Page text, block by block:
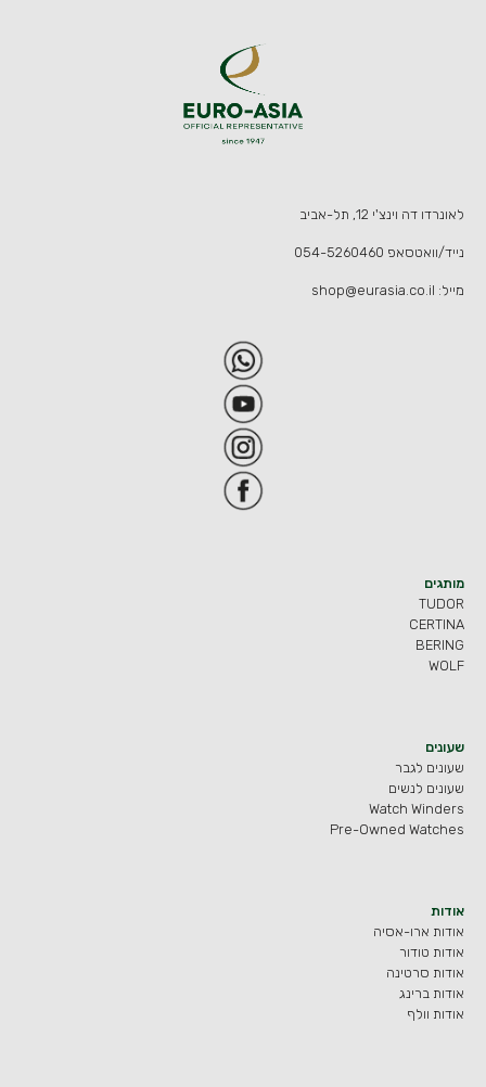
לאונרדו דה וינצ'י 12, תל-אביב
נייד/וואטסאפ 054-5260460
מייל: shop@eurasia.co.il
מותגים
TUDOR
CERTINA
BERING
WOLF
שעונים
שעונים לגבר
שעונים לנשים
Watch Winders
Pre-Owned Watches
אודות
אודות ארו-אסיה
אודות טודור
אודות סרטינה
אודות ברינג
אודות וולף